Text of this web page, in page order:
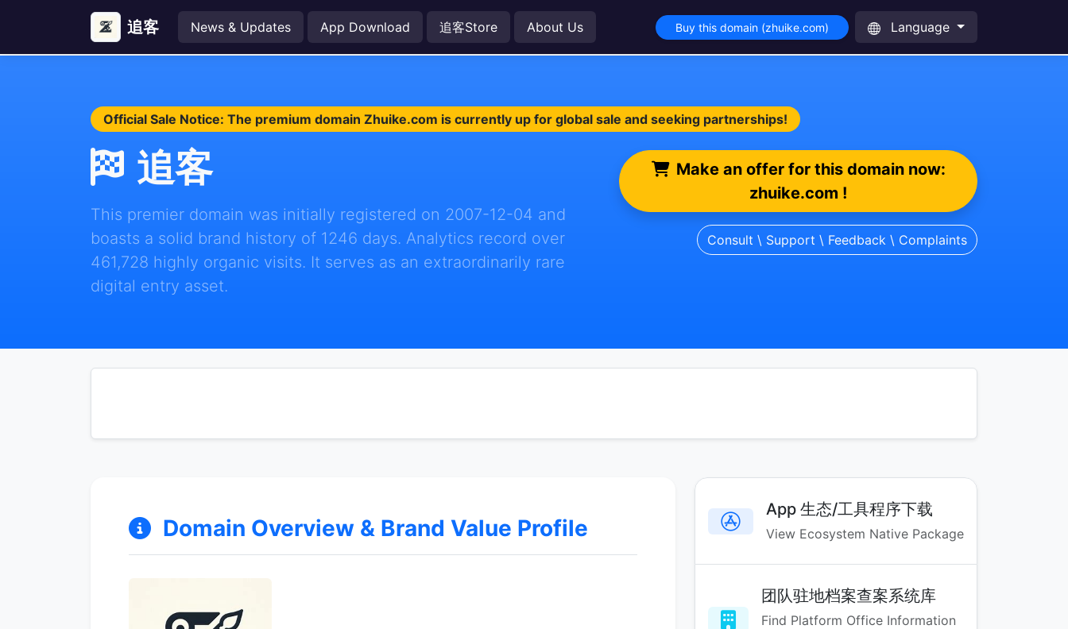
追客 News & Updates App Download 追客Store About Us Buy this domain (zhuike.com) Language
Official Sale Notice: The premium domain Zhuike.com is currently up for global sale and seeking partnerships!
追客
This premier domain was initially registered on 2007-12-04 and
boasts a solid brand history of 1246 days. Analytics record over
461,728 highly organic visits. It serves as an extraordinarily rare
digital entry asset.
Make an offer for this domain now:
zhuike.com !
Consult \ Support \ Feedback \ Complaints
Domain Overview & Brand Value Profile
App 生态/工具程序下载
View Ecosystem Native Package
团队驻地档案查案系统库
Find Platform Office Information